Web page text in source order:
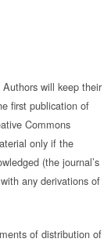
will keep their
first publication of
Commons
only if the
(the journal’s
any derivations of
of distribution of